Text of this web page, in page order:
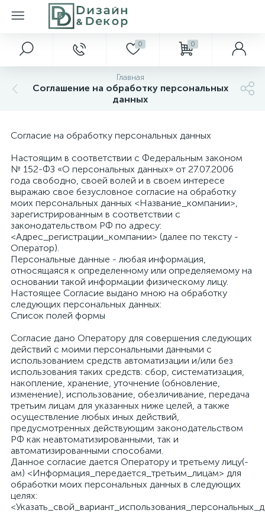
0 0
Главная
Соглашение на обработку персональных
данных
Согласие на обработку персональных данных
Настоящим в соответствии с Федеральным законом
№ 152-ФЗ «О персональных данных» от 27.07.2006
года свободно, своей волей и в своем интересе
выражаю свое безусловное согласие на обработку
моих персональных данных <Название_компании>,
зарегистрированным в соответствии с
законодательством РФ по адресу:
<Адрес_регистрации_компании> (далее по тексту -
Оператор).
Персональные данные - любая информация,
относящаяся к определенному или определяемому на
основании такой информации физическому лицу.
Настоящее Согласие выдано мною на обработку
следующих персональных данных:
Список полей формы
Согласие дано Оператору для совершения следующих
действий с моими персональными данными с
использованием средств автоматизации и/или без
использования таких средств: сбор, систематизация,
накопление, хранение, уточнение (обновление,
изменение), использование, обезличивание, передача
третьим лицам для указанных ниже целей, а также
осуществление любых иных действий,
предусмотренных действующим законодательством
РФ как неавтоматизированными, так и
автоматизированными способами.
Данное согласие дается Оператору и третьему лицу(-
ам) <Информация_передается_третьим_лицам> для
обработки моих персональных данных в следующих
целях: